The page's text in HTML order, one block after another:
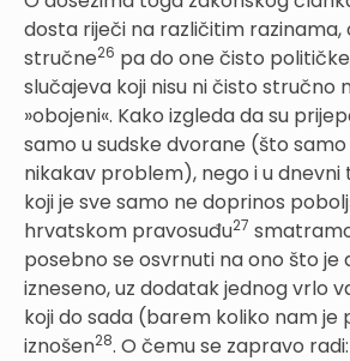
dosta riječi na različitim razinama,
stručne26 pa do one čisto
slučajeva koji nisu ni čisto stručno
»obojeni«. Kako izgleda da su
samo u sudske dvorane (što
nikakav problem), nego i u dnevni
koji je sve samo ne doprinos
hrvatskom pravosuđu27
posebno se osvrnuti na ono što je
izneseno, uz dodatak jednog vrlo
koji do sada (barem koliko nam je
iznošen28. O čemu se zapravo radi: